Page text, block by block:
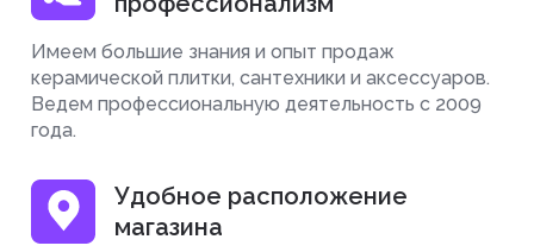
Имеем большие знания и опыт продаж
керамической плитки, сантехники и аксессуаров.
Ведем профессиональную деятельность с 2009
года.
Удобное расположение
магазина